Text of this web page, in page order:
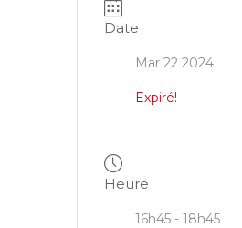
Date
Mar 22 2024
Expiré!
Heure
16h45 - 18h45